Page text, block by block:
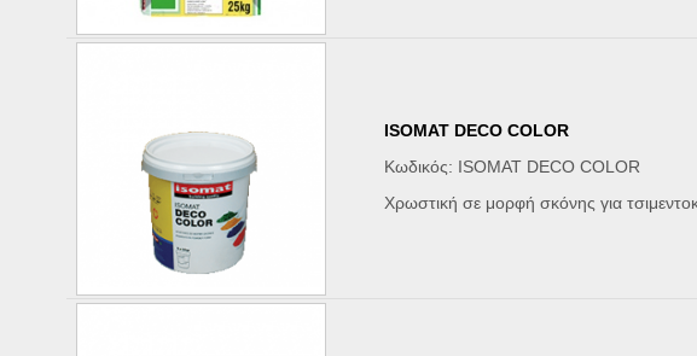
ISOMAT DECO COLOR
Κωδικός: ISOMAT DECO COLOR
Χρωστική σε μορφή σκόνης για